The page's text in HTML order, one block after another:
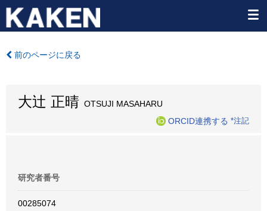
前のページに戻る
大辻 正晴 OTSUJI MASAHARU
ORCID連携する *注記
研究者番号
00285074